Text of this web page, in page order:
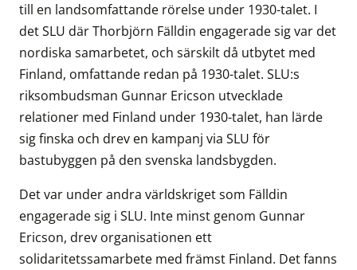
till en landsomfattande rörelse under 1930-talet. I
det SLU där Thorbjörn Fälldin engagerade sig var det
nordiska samarbetet, och särskilt då utbytet med
Finland, omfattande redan på 1930-talet. SLU:s
riksombudsman Gunnar Ericson utvecklade
relationer med Finland under 1930-talet, han lärde
sig finska och drev en kampanj via SLU för
bastubyggen på den svenska landsbygden.
Det var under andra världskriget som Fälldin
engagerade sig i SLU. Inte minst genom Gunnar
Ericson, drev organisationen ett
solidaritetssamarbete med främst Finland. Det fanns